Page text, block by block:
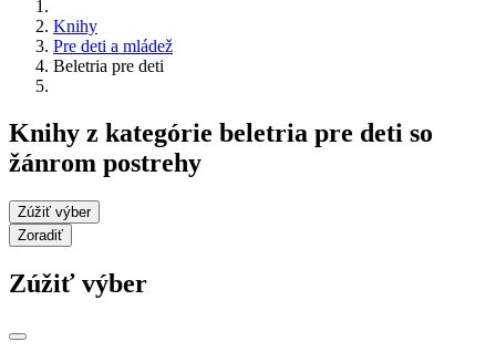
Knihy
Pre deti a mládež
Beletria pre deti
Knihy z kategórie beletria pre deti so
žánrom postrehy
Zúžiť výber
Zoradiť
Zúžiť výber